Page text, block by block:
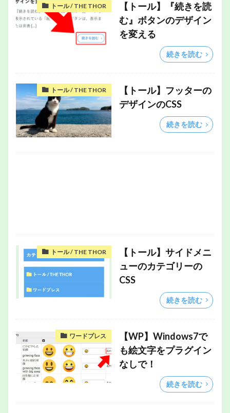
トール / THE THOR
【トール】『続きを読
む』ボタンのデザイン
を変える
続きを読む
トール / THE THOR
【トール】フッターの
デザインのCSS
続きを読む
トール / THE THOR
【トール】サイドメニ
ューのカテゴリーの
CSS
続きを読む
ワードプレス
【WP】Windows7で
も絵文字をプラグイン
なしで！
続きを読む